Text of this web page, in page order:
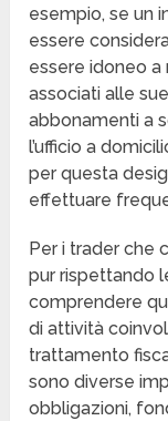
esempio, se un
essere
essere idoneo a
associati alle
abbonamenti a
l’ufficio a
per questa
effettuare
Per i trader che
pur rispettando
comprendere
di attività
trattamento
sono diverse
obbligazioni,